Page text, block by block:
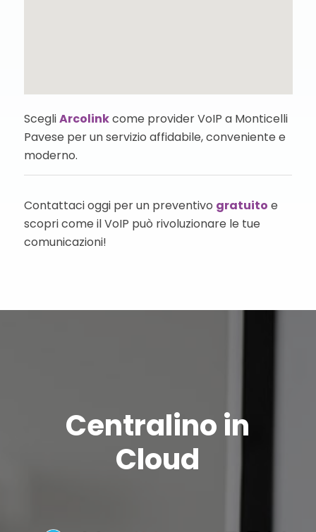
ScegliArcolinkcome provider VoIP a Monticelli
Pavese per un servizio affidabile, conveniente e
moderno.
Contattaci oggi per un preventivo gratuito e
scopri come il VoIP può rivoluzionare le tue
comunicazioni!
Centralino in
Cloud